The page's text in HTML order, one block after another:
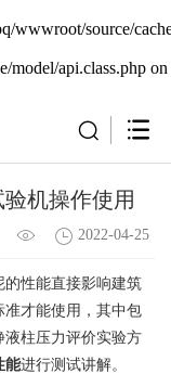
wwwroot/source/
api.class.php on
机操作使用
2022-04-25
性能直接影响建筑
准才能使用，其中包
柱压力评价实验方
能进行测试讲解。